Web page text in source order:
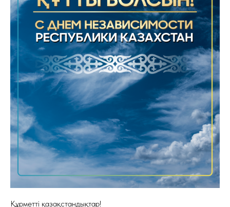
Құрметті қазақстандықтар!